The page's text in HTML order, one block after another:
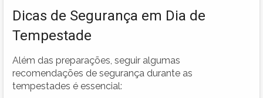
Dicas de Segurança em Dia de
Tempestade
Além das preparações, seguir algumas
recomendações de segurança durante as
tempestades é essencial: